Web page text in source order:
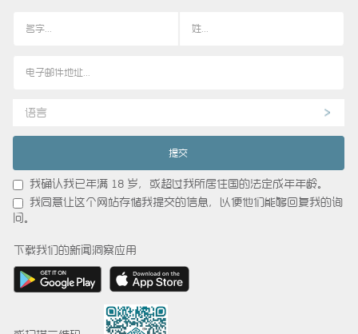
语言
我确认我已年满 18 岁，或超过我所居住国的法定成年年龄。
我同意让这个网站存储我提交的信息，以便他们能够回复我的询
问。
下载我们的新闻洞察应用